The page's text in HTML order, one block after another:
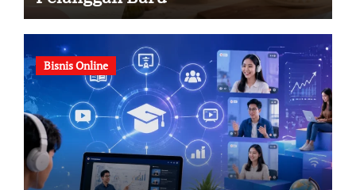
Bisnis Online